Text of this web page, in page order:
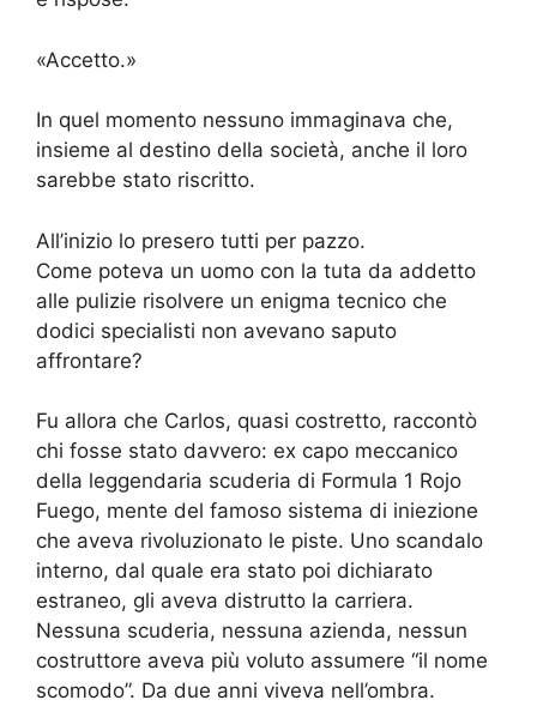
«Accetto.»
In quel momento nessuno immaginava che,
insieme al destino della società, anche il loro
sarebbe stato riscritto.
All’inizio lo presero tutti per pazzo.
Come poteva un uomo con la tuta da addetto
alle pulizie risolvere un enigma tecnico che
dodici specialisti non avevano saputo
affrontare?
Fu allora che Carlos, quasi costretto, raccontò
chi fosse stato davvero: ex capo meccanico
della leggendaria scuderia di Formula 1 Rojo
Fuego, mente del famoso sistema di iniezione
che aveva rivoluzionato le piste. Uno scandalo
interno, dal quale era stato poi dichiarato
estraneo, gli aveva distrutto la carriera.
Nessuna scuderia, nessuna azienda, nessun
costruttore aveva più voluto assumere “il nome
scomodo”. Da due anni viveva nell’ombra.